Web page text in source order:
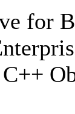
for